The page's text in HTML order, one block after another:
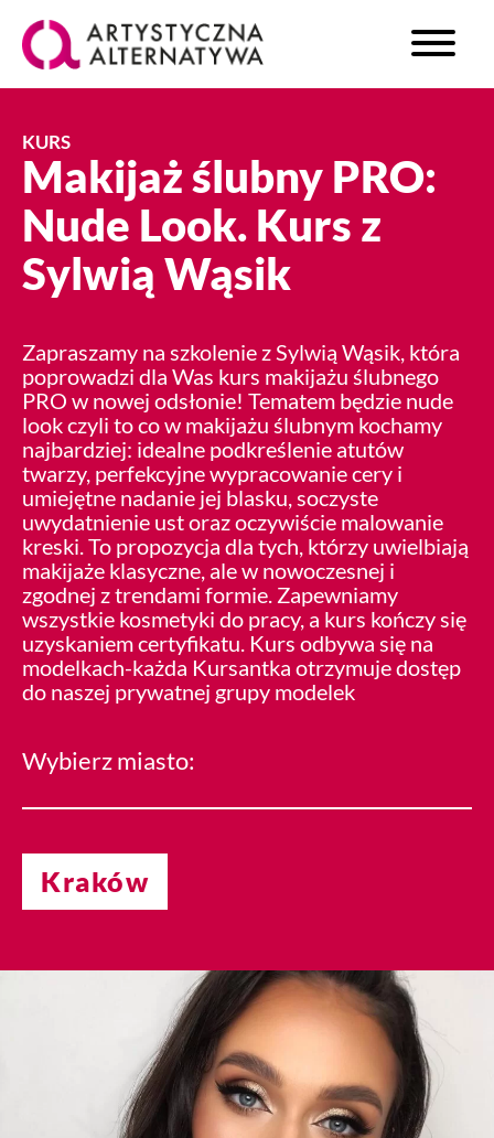
KURS
Makijaż ślubny PRO:
Nude Look. Kurs z
Sylwią Wąsik
Zapraszamy na szkolenie z Sylwią Wąsik, która
poprowadzi dla Was kurs makijażu ślubnego
PRO w nowej odsłonie! Tematem będzie nude
look czyli to co w makijażu ślubnym kochamy
najbardziej: idealne podkreślenie atutów
twarzy, perfekcyjne wypracowanie cery i
umiejętne nadanie jej blasku, soczyste
uwydatnienie ust oraz oczywiście malowanie
kreski. To propozycja dla tych, którzy uwielbiają
makijaże klasyczne, ale w nowoczesnej i
zgodnej z trendami formie. Zapewniamy
wszystkie kosmetyki do pracy, a kurs kończy się
uzyskaniem certyfikatu. Kurs odbywa się na
modelkach-każda Kursantka otrzymuje dostęp
do naszej prywatnej grupy modelek
Wybierz miasto:
Kraków